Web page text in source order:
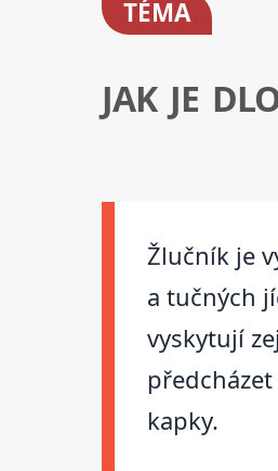
TÉMA
JAK JE
Žlučník je
a tučných
vyskytují
kapky.